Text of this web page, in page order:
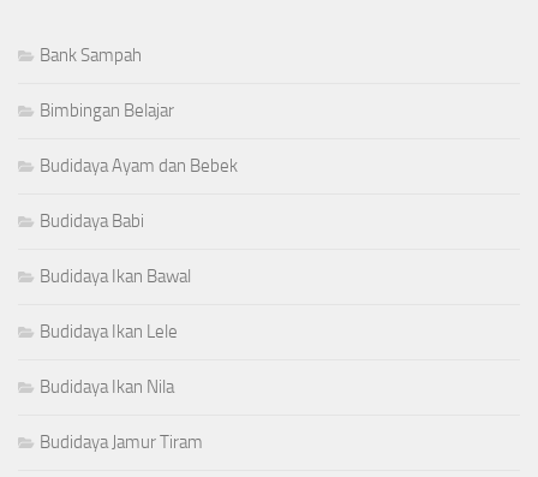
Bank Sampah
Bimbingan Belajar
Budidaya Ayam dan Bebek
Budidaya Babi
Budidaya Ikan Bawal
Budidaya Ikan Lele
Budidaya Ikan Nila
Budidaya Jamur Tiram